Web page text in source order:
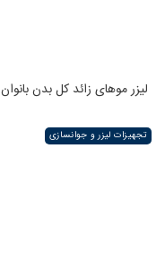
لیزر موهای زائد کل بدن بانوان
تجهیزات لیزر و جوانسازی